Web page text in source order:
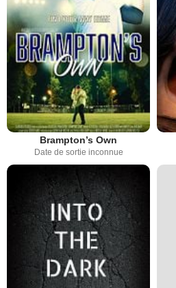
Brampton’s Own
Date de sortie inconnue